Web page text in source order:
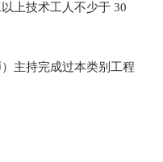
上技术工人不少于 30
主持完成过本类别工程